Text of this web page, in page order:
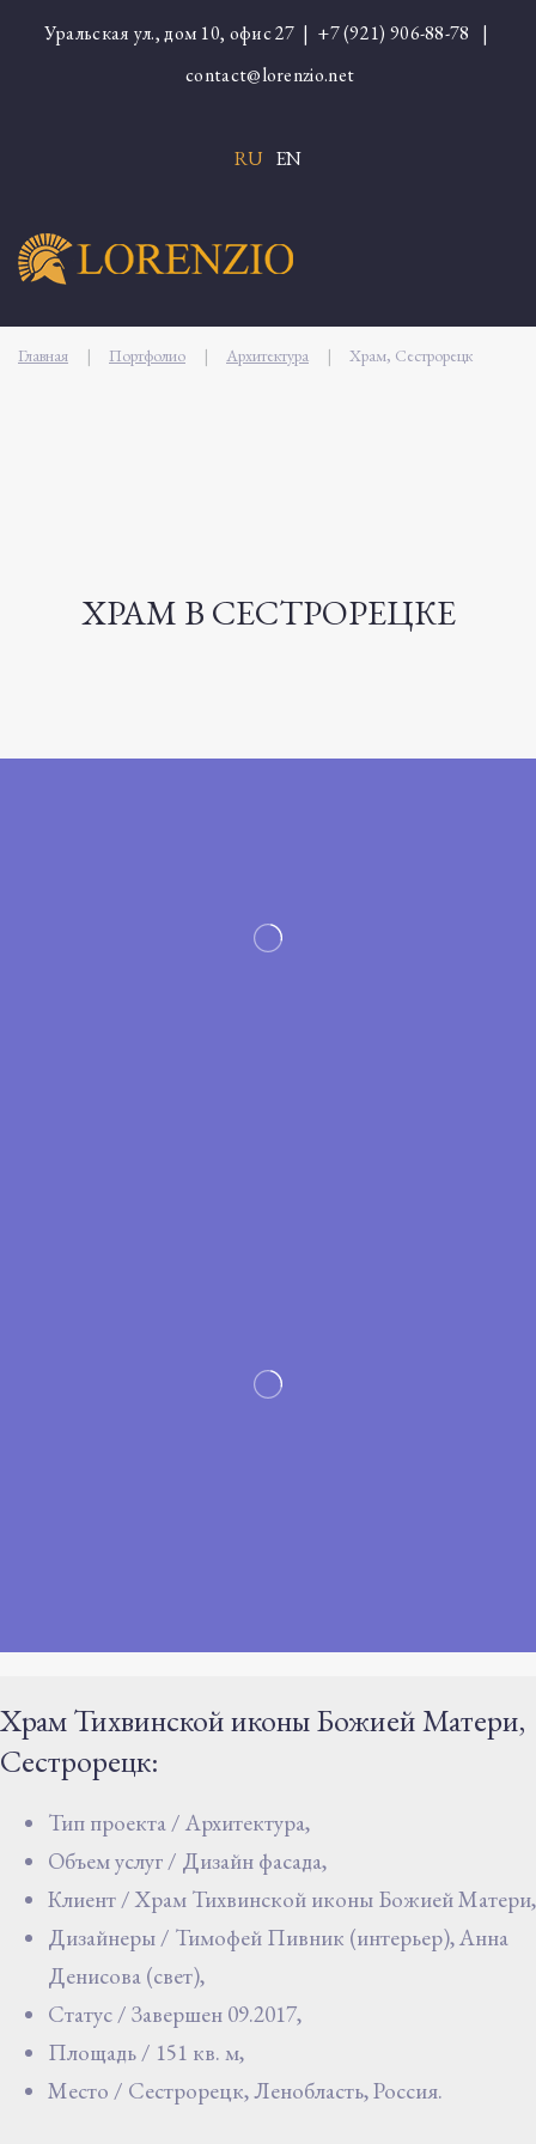
Уральская ул., дом 10, офис 27 | +7 (921) 906-88-78 |
contact@lorenzio.net
RU EN
Главная | Портфолио | Архитектура | Храм, Сестрорецк
ХРАМ В СЕСТРОРЕЦКЕ
Храм Тихвинской иконы Божией Матери,
Сестрорецк:
Тип проекта / Архитектура,
Объем услуг / Дизайн фасада,
Клиент / Храм Тихвинской иконы Божией Матери,
Дизайнеры / Тимофей Пивник (интерьер), Анна
Денисова (свет),
Статус / Завершен 09.2017,
Площадь / 151 кв. м,
Место / Сестрорецк, Ленобласть, Россия.